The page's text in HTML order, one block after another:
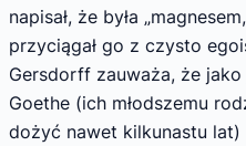
napisał, że była
przyciągał go z czysto
Gersdorff zauważa, że
Goethe (ich młodszemu
dożyć nawet kilkunastu